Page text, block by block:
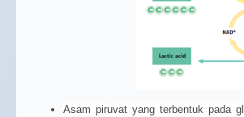
Asam piruvat yang terbentuk pada